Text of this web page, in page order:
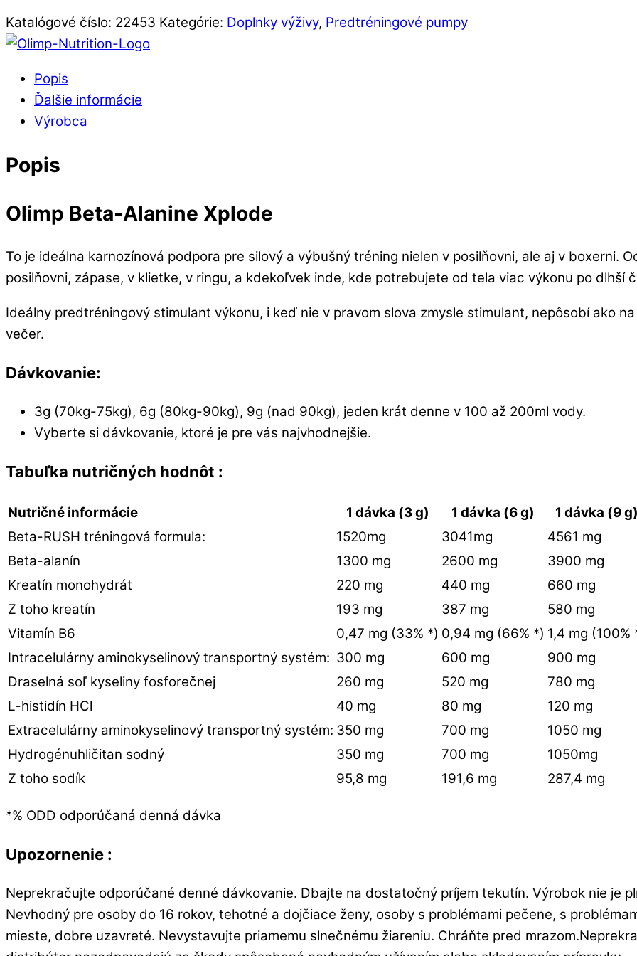
Katalógové číslo: 22453 Kategórie: Doplnky výživy, Predtréningové pumpy
Popis
Ďalšie informácie
Výrobca
Popis
Olimp Beta-Alanine Xplode
To je ideálna karnozínová podpora pre silový a výbušný tréning nielen v posilňovni, ale aj v boxerni.
posilňovni, zápase, v klietke, v ringu, a kdekoľvek inde, kde potrebujete od tela viac výkonu po dlhší
Ideálny predtréningový stimulant výkonu, i keď nie v pravom slova zmysle stimulant, nepôsobí ako
večer.
Dávkovanie:
3g (70kg-75kg), 6g (80kg-90kg), 9g (nad 90kg), jeden krát denne v 100 až 200ml vody.
Vyberte si dávkovanie, ktoré je pre vás najvhodnejšie.
Tabuľka nutričných hodnôt :
Nutričné ​​informácie 1 dávka (3 g) 1 dávka (6 g)
1 dávka (9
Beta-RUSH tréningová formula:
1520mg 3041mg
4561 mg
Beta-alanín
1300 mg 2600 mg
3900 mg
Kreatín monohydrát
220 mg 440 mg
660 mg
Z toho kreatín
193 mg 387 mg
580 mg
Vitamín B6
0,47 mg (33% *) 0,94 mg (66% *) 1,4 mg (100%
Intracelulárny aminokyselinový transportný systém: 300 mg 600 mg
900 mg
Draselná soľ kyseliny fosforečnej
260 mg 520 mg
780 mg
L-histidín HCl
40 mg 80 mg
120 mg
Extracelulárny aminokyselinový transportný systém: 350 mg 700 mg
1050 mg
Hydrogénuhličitan sodný
350 mg 700 mg
1050mg
Z toho sodík
95,8 mg 191,6 mg 287,4 mg
*% ODD odporúčaná denná dávka
Upozornenie :
Neprekračujte odporúčané denné dávkovanie. Dbajte na dostatočný príjem tekutín. Výrobok nie je
Nevhodný pre osoby do 16 rokov, tehotné a dojčiace ženy, osoby s problémami pečene, s
mieste, dobre uzavreté. Nevystavujte priamemu slnečnému žiareniu. Chráňte pred